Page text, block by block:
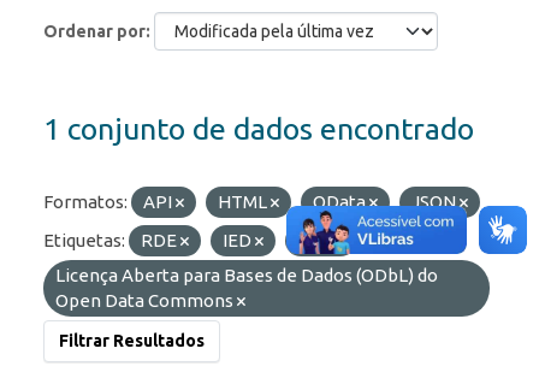
Ordenar por
1 conjunto de dados encontrado
Formatos: API HTML OData
JSON
Etiquetas:
RDE IED ROF
Licenças:
Licença Aberta para Bases de Dados (ODbL) do
Open Data Commons
Filtrar Resultados